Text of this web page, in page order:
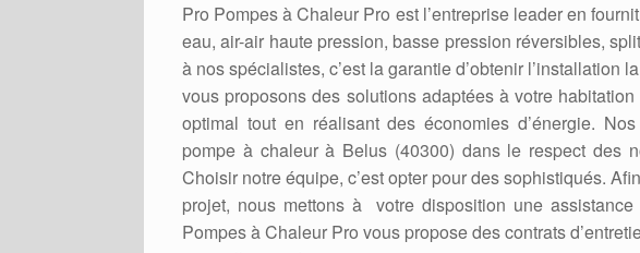
Pro Pompes à Chaleur Pro est l’entreprise leader en
eau, air-air haute pression, basse pression réversibles,
à nos spécialistes, c’est la garantie d’obtenir l’installation
vous proposons des solutions adaptées à votre
optimal tout en réalisant des économies d’énergie.
pompe à chaleur à Belus (40300) dans le respect des
Choisir notre équipe, c’est opter pour des sophistiqués.
projet, nous mettons à votre disposition une
Pompes à Chaleur Pro vous propose des contrats